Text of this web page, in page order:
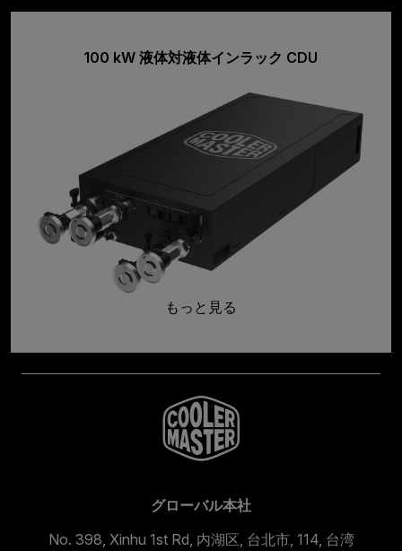
100 kW 液体対液体インラック CDU
もっと見る
グローバル本社
No. 398, Xinhu 1st Rd, 内湖区, 台北市, 114, 台湾